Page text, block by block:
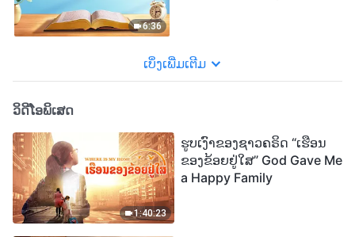
6:36
ເບິ່ງເພີ່ມເຕີມ
ວິດີໂອພິເສດ
1:40:23
ຮູບເງົາຂອງຊາວຄຣິດ “ເຮືອນ
ຂອງຂ້ອຍຢູ່ໃສ” God Gave Me
a Happy Family